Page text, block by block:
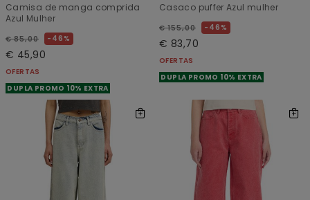
Camisa de manga comprida
Azul Mulher
€ 85,00 46%
€ 45,90
OFERTAS
DUPLA PROMO 10% EXTRA
Casaco puffer Azul mulher
€ 155,00 46%
€ 83,70
OFERTAS
DUPLA PROMO 10% EXTRA